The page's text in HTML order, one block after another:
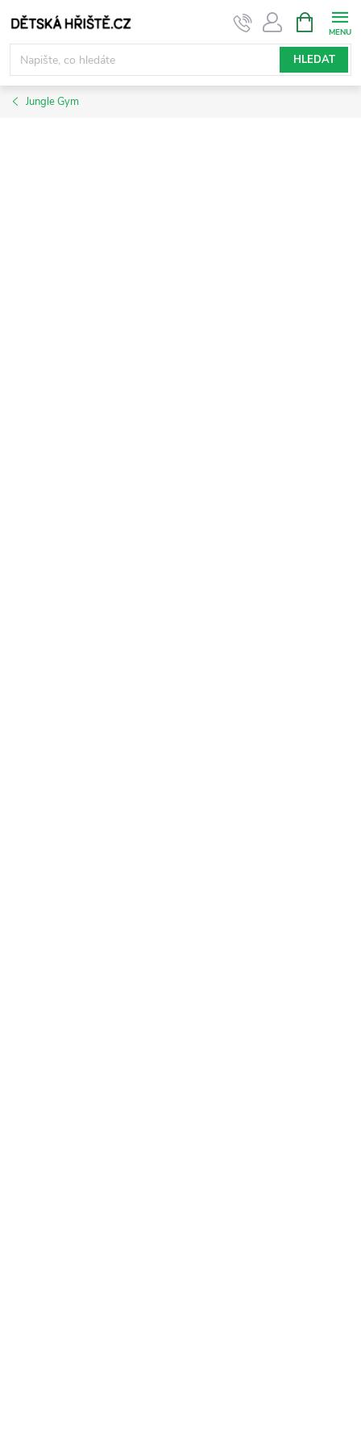
na
obsah
HLEDAT
NÁKUPNÍ
KOŠÍK
Jungle Gym